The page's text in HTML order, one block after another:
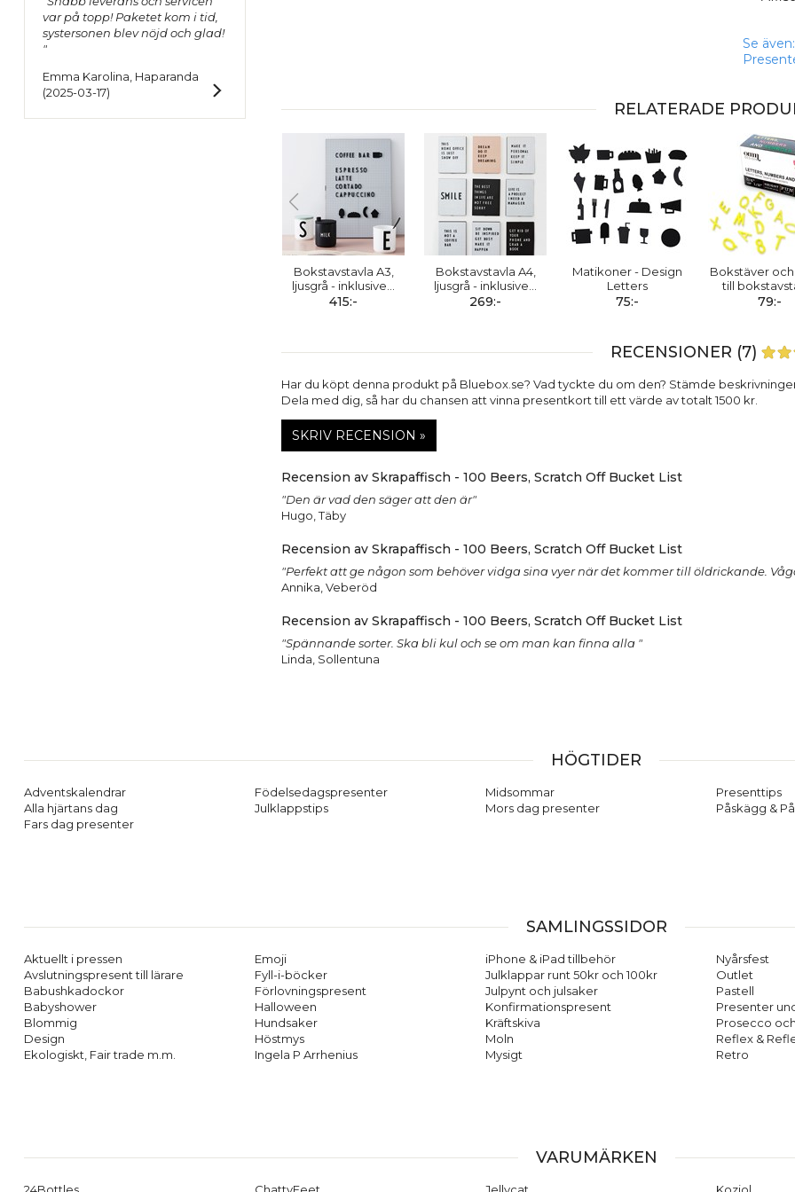
var på topp! Paketet kom i tid,
systersonen blev nöjd och glad!
"
Emma Karolina, Haparanda
(2025-03-17)
Se även:
RELATERADE
Bokstavstavla A3,
ljusgrå - inklusive
415:-
Bokstavstavla A4,
ljusgrå - inklusive
269:-
Matikoner - Design
Letters
75:-
Bokstäver
till
79:-
RECENSIONER (7)
Har du köpt denna produkt på Bluebox.se? Vad tyckte du om den? Stämde
Dela med dig, så har du chansen att vinna presentkort till ett värde av totalt 1500 kr.
SKRIV RECENSION »
Recension av Skrapaffisch - 100 Beers, Scratch Off Bucket List
"Den är vad den säger att den är"
Hugo, Täby
Recension av Skrapaffisch - 100 Beers, Scratch Off Bucket List
"Perfekt att ge någon som behöver vidga sina vyer när det kommer till öldrickande.
Annika, Veberöd
Recension av Skrapaffisch - 100 Beers, Scratch Off Bucket List
"Spännande sorter. Ska bli kul och se om man kan finna alla "
Linda, Sollentuna
HÖGTIDER
Adventskalendrar
Alla hjärtans dag
Fars dag presenter
Födelsedagspresenter
Julklappstips
Midsommar
Mors dag presenter
Presenttips
Påskägg &
SAMLINGSSIDOR
Aktuellt i pressen
Avslutningspresent till lärare
Babushkadockor
Babyshower
Blommig
Design
Ekologiskt, Fair trade m.m.
Emoji
Fyll-i-böcker
Förlovningspresent
Halloween
Hundsaker
Höstmys
Ingela P Arrhenius
iPhone & iPad tillbehör
Julklappar runt 50kr och 100kr
Julpynt och julsaker
Konfirmationspresent
Kräftskiva
Moln
Mysigt
Nyårsfest
Outlet
Pastell
Presenter
Prosecco
Reflex &
Retro
VARUMÄRKEN